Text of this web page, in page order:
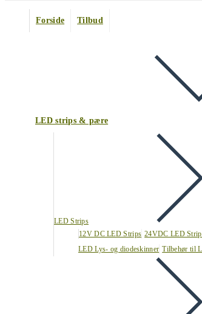
Forside Tilbud
LED strips & pære
LED Strips
12V DC LED Strips 24VDC LED
LED Lys- og diodeskinner Tilbehør til